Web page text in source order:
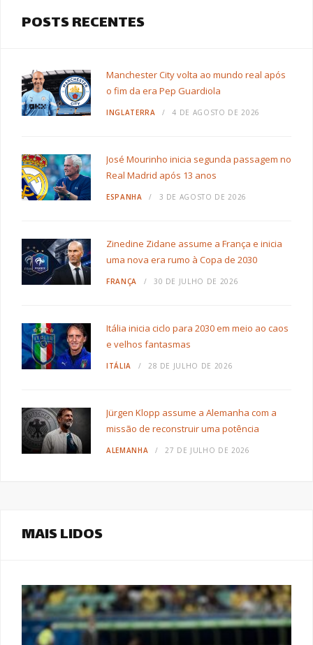
POSTS RECENTES
Manchester City volta ao mundo real após
o fim da era Pep Guardiola
INGLATERRA 4 DE AGOSTO DE 2026
José Mourinho inicia segunda passagem no
Real Madrid após 13 anos
ESPANHA 3 DE AGOSTO DE 2026
Zinedine Zidane assume a França e inicia
uma nova era rumo à Copa de 2030
FRANÇA 30 DE JULHO DE 2026
Itália inicia ciclo para 2030 em meio ao caos
e velhos fantasmas
ITÁLIA 28 DE JULHO DE 2026
Jürgen Klopp assume a Alemanha com a
missão de reconstruir uma potência
ALEMANHA 27 DE JULHO DE 2026
MAIS LIDOS